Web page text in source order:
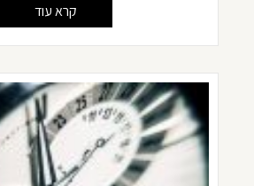
קרא עוד